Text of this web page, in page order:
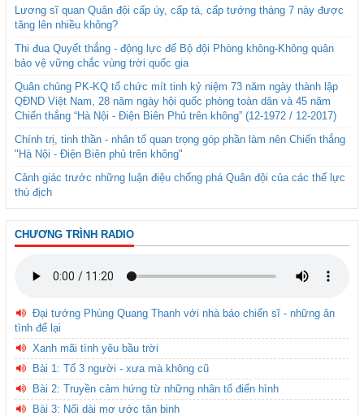
Lương sĩ quan Quân đội cấp úy, cấp tá, cấp tướng tháng 7 này được
tăng lên nhiều không?
Thi đua Quyết thắng - động lực để Bộ đội Phòng không-Không quân
bảo vệ vững chắc vùng trời quốc gia
Quân chủng PK-KQ tổ chức mít tinh kỷ niệm 73 năm ngày thành lập
QĐND Việt Nam, 28 năm ngày hội quốc phòng toàn dân và 45 năm
Chiến thắng “Hà Nội - Điện Biên Phủ trên không” (12-1972 / 12-2017)
Chính trị, tinh thần - nhân tố quan trọng góp phần làm nên Chiến thắng
"Hà Nội - Điện Biên phủ trên không"
Cảnh giác trước những luận điệu chống phá Quân đội của các thế lực
thù địch
CHƯƠNG TRÌNH RADIO
Đại tướng Phùng Quang Thanh với nhà báo chiến sĩ - những ân
tình để lại
Xanh mãi tình yêu bầu trời
Bài 1: Tổ 3 người - xưa mà không cũ
Bài 2: Truyền cảm hứng từ những nhân tố điển hình
Bài 3: Nối dài mơ ước tân binh